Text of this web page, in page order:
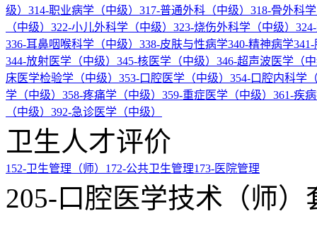
级） 314-职业病学（中级） 317-普通外科（中级） 318-骨外科
（中级） 322-小儿外科学（中级） 323-烧伤外科学（中级）
336-耳鼻咽喉科学（中级） 338-皮肤与性病学340-精神病学
344-放射医学（中级） 345-核医学（中级） 346-超声波医学（
床医学检验学（中级） 353-口腔医学（中级） 354-口腔内科学
学（中级） 358-疼痛学（中级） 359-重症医学（中级） 361-疾
（中级） 392-急诊医学（中级）
卫生人才评价
152-卫生管理（师） 172-公共卫生管理173-医院管理
205-口腔医学技术（师）